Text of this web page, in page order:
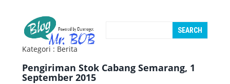
Kategori : Berita
Pengiriman Stok Cabang Semarang, 1
September 2015